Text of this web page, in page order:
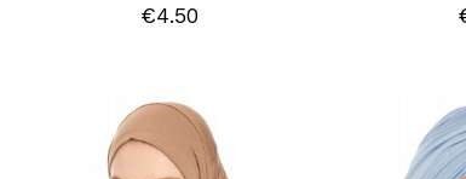
€4.50